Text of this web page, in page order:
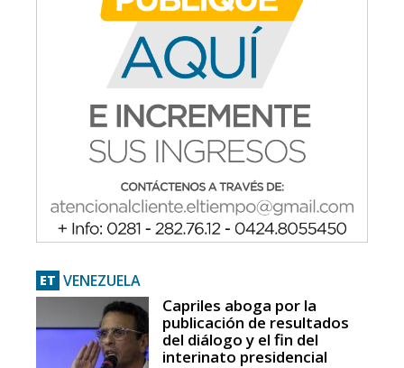
ET VENEZUELA
Capriles aboga por la
publicación de resultados
del diálogo y el fin del
interinato presidencial